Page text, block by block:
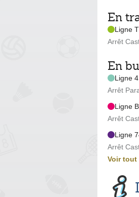
En
Ligne
Arrêt
En
Ligne
Arrêt
Ligne
Arrêt
Ligne
Arrêt
Voir tout